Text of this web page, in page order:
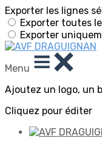
Exporter les lignes
Exporter toutes
Exporter
Menu
Ajoutez un logo, un
Cliquez pour éditer